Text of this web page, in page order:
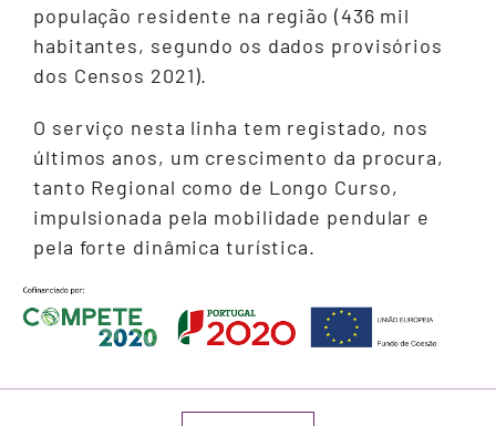
população residente na região (436 mil
habitantes, segundo os dados provisórios
dos Censos 2021).
O serviço nesta linha tem registado, nos
últimos anos, um crescimento da procura,
tanto Regional como de Longo Curso,
impulsionada pela mobilidade pendular e
pela forte dinâmica turística.